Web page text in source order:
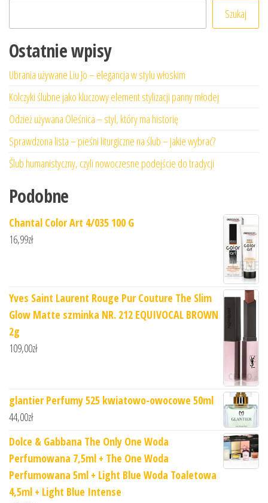
Szukaj
Ostatnie wpisy
Ubrania używane Liu Jo – elegancja w stylu włoskim
Kolczyki ślubne jako kluczowy element stylizacji panny młodej
Odzież używana Oleśnica – styl, który ma historię
Sprawdzona lista – pieśni liturgiczne na ślub – jakie wybrać?
Ślub humanistyczny, czyli nowoczesne podejście do tradycji
Podobne
Chantal Color Art 4/035 100 G
16,99zł
Yves Saint Laurent Rouge Pur Couture The Slim
Glow Matte szminka NR. 212 EQUIVOCAL BROWN
2g
109,00zł
glantier Perfumy 525 kwiatowo-owocowe 50ml
44,00zł
Dolce & Gabbana The Only One Woda
Perfumowana 7,5ml + The One Woda
Perfumowana 5ml + Light Blue Woda Toaletowa
4,5ml + Light Blue Intense